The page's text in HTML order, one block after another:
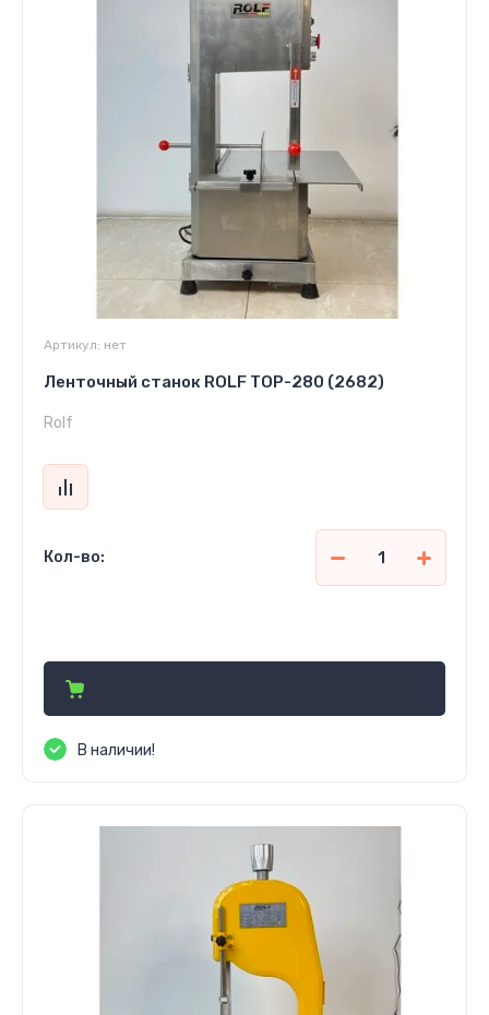
Артикул: нет
Ленточный станок ROLF TOP-280 (2682)
Rolf
Кол-во:
В наличии!